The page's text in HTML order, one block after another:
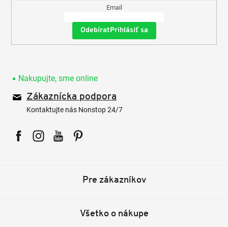
Email
Prihlásiť sa
Nakupujte, sme online
Zákaznícka podpora
Kontaktujte nás Nonstop 24/7
Pre zákazníkov
Všetko o nákupe